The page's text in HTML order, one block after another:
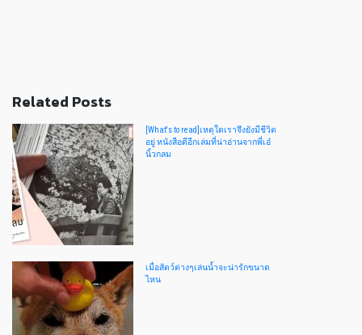
Related Posts
[What's to read]เหตุใดเราจึงยังมีชีวิต
อยู่ หนังสือดีอีกเล่มที่น่าอ่านจากพี่เอ๋
นิ้วกลม
เมื่อสัตว์ต่างๆเล่นน้ำจะน่ารักขนาด
ไหน